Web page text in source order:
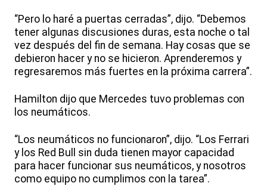
“Pero lo haré a puertas cerradas”, dijo. “Debemos
tener algunas discusiones duras, esta noche o tal
vez después del fin de semana. Hay cosas que se
debieron hacer y no se hicieron. Aprenderemos y
regresaremos más fuertes en la próxima carrera”.
Hamilton dijo que Mercedes tuvo problemas con
los neumáticos.
“Los neumáticos no funcionaron”, dijo. “Los Ferrari
y los Red Bull sin duda tienen mayor capacidad
para hacer funcionar sus neumáticos, y nosotros
como equipo no cumplimos con la tarea”.